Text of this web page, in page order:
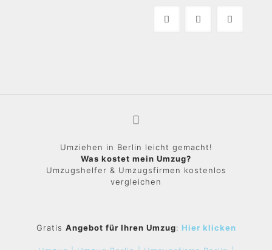
Umziehen in Berlin leicht gemacht!
Was kostet mein Umzug?
Umzugshelfer & Umzugsfirmen kostenlos
vergleichen
Gratis Angebot für Ihren Umzug: Hier klicken